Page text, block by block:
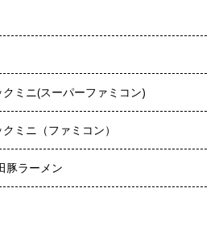
ミニ(スーパーファミコン)
ミニ（ファミコン）
豚ラーメン